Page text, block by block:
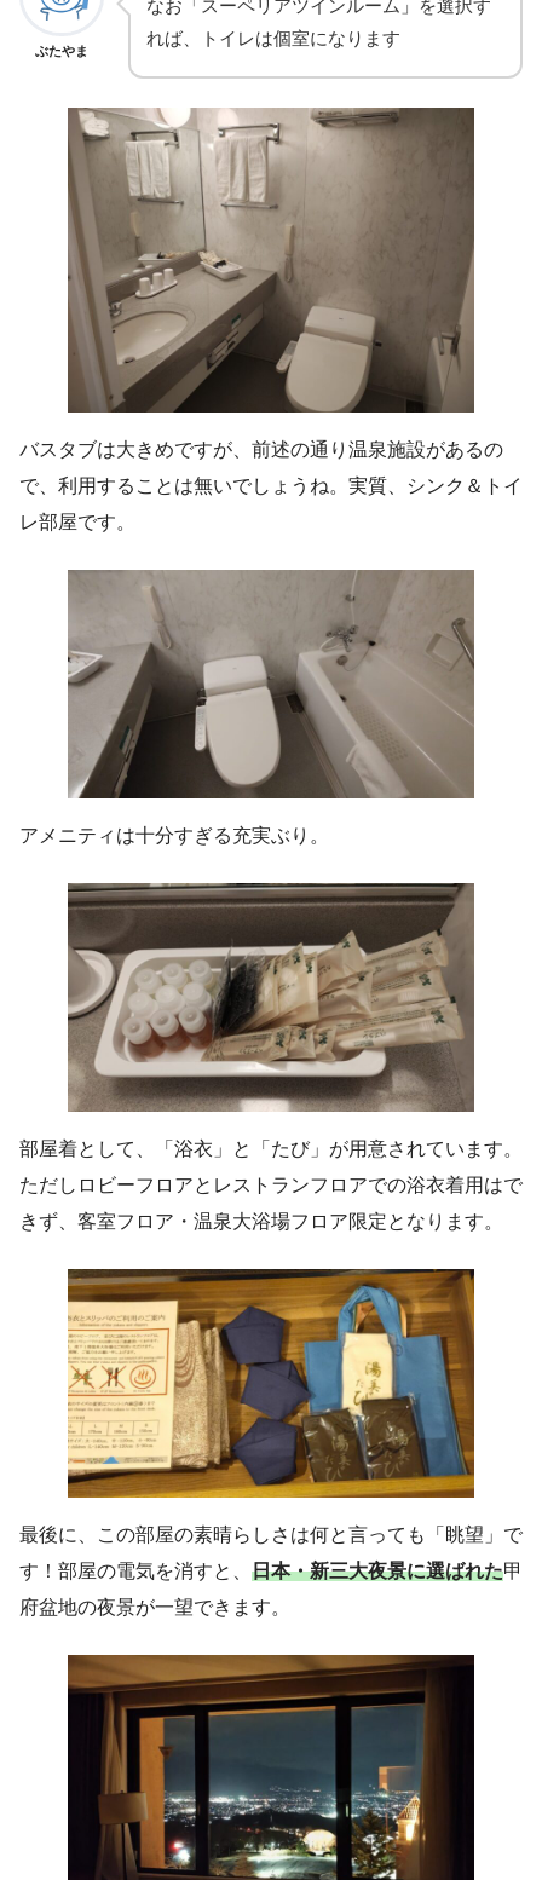
ぶたやま
なお「スーペリアツインルーム」を選択す
れば、トイレは個室になります
バスタブは大きめですが、前述の通り温泉施設があるの
で、利用することは無いでしょうね。実質、シンク＆トイ
レ部屋です。
アメニティは十分すぎる充実ぶり。
部屋着として、「浴衣」と「たび」が用意されています。
ただしロビーフロアとレストランフロアでの浴衣着用はで
きず、客室フロア・温泉大浴場フロア限定となります。
最後に、この部屋の素晴らしさは何と言っても「眺望」で
す！部屋の電気を消すと、 日本・新三大夜景に選ばれた甲
府盆地の夜景が一望できます。